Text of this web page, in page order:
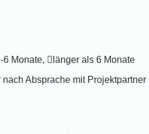
6 Monate,
länger als 6 Monate
Absprache mit Projektpartner